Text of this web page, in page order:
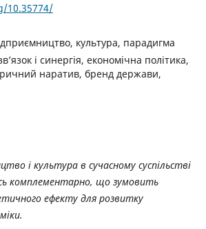
10.35774/
культура, парадигма
і синергія, економічна політика,
наратив, бренд держави,
і культура в сучасному суспільстві
комплементарно, що зумовить
ефекту для розвитку